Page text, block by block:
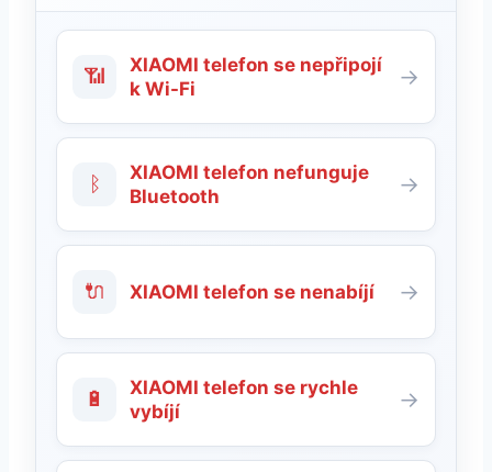
📶
XIAOMI telefon se nepřipojí
k Wi-Fi
→
ᛒ
XIAOMI telefon nefunguje
Bluetooth
→
🔌 XIAOMI telefon se nenabíjí →
🔋
XIAOMI telefon se rychle
vybíjí
→